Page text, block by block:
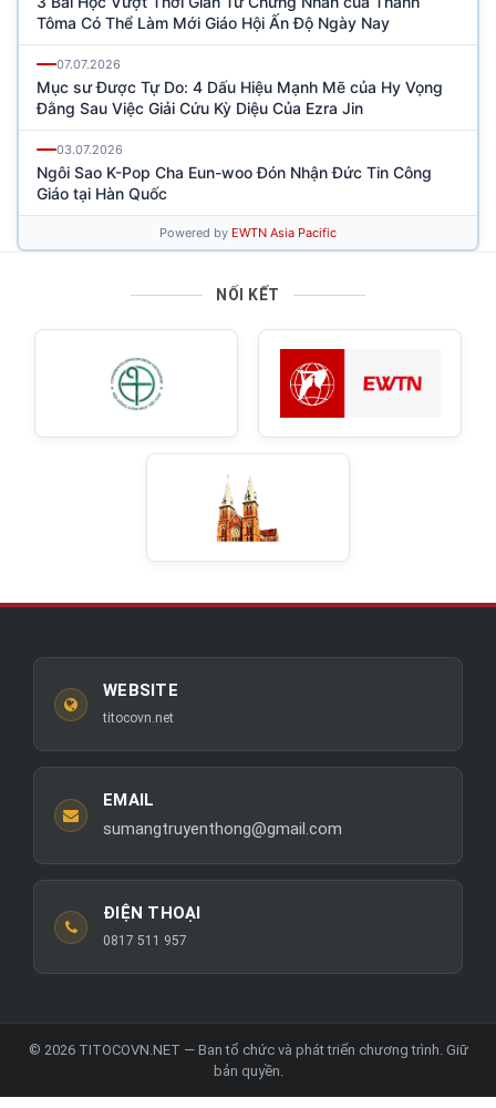
NỐI KẾT
WEBSITE
titocovn.net
EMAIL
sumangtruyenthong@gmail.com
ĐIỆN THOẠI
0817 511 957
© 2026 TITOCOVN.NET — Ban tổ chức và phát triển chương trình. Giữ
bản quyền.